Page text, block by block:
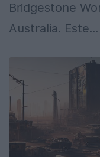
Bridgestone
Australia. Este...